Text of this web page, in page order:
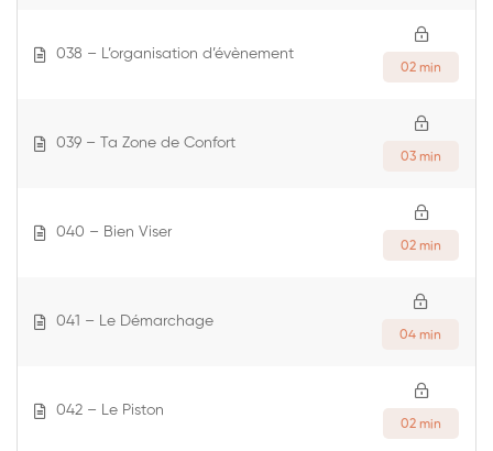
038 – L’organisation d’évènement
02 min
039 – Ta Zone de Confort
03 min
040 – Bien Viser
02 min
041 – Le Démarchage
04 min
042 – Le Piston
02 min